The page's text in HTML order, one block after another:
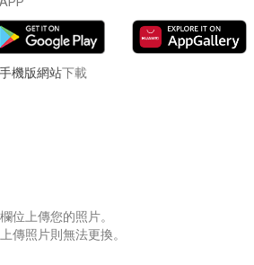
手機版網站下載
位上傳您的照片。
傳照片則無法更換。